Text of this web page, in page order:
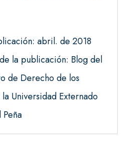
abril. de 2018
la publicación: Blog del
de Derecho de los
Universidad Externado